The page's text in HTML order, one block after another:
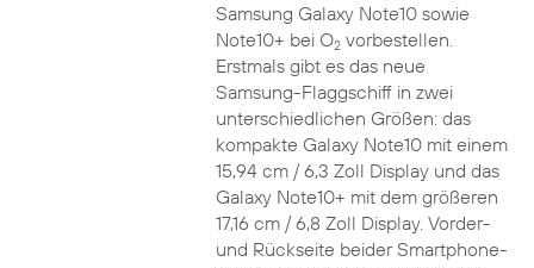
Samsung Galaxy Note10 sowie
Note10+ bei O2vorbestellen.
Erstmals gibt es das neue
Samsung-Flaggschiff in zwei
unterschiedlichen Größen: das
kompakte Galaxy Note10 mit einem
15,94 cm / 6,3 Zoll Display und das
Galaxy Note10+ mit dem größeren
17,16 cm / 6,8 Zoll Display. Vorder-
und Rückseite beider Smartphone-